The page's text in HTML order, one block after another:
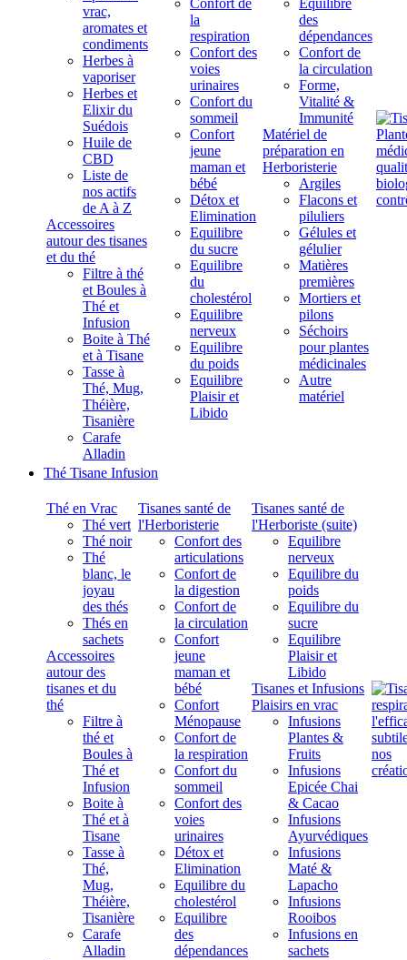
vrac,
aromates et
condiments
Herbes à
vaporiser
Herbes et
Elixir du
Suédois
Huile de
CBD
Liste de
nos actifs
de A à Z
Accessoires
autour des tisanes
et du thé
Filtre à thé
et Boules à
Thé et
Infusion
Boite à Thé
et à Tisane
Tasse à
Thé, Mug,
Théière,
Tisanière
Carafe
Alladin
Confort de
la
respiration
Confort des
voies
urinaires
Confort du
sommeil
Confort
jeune
maman et
bébé
Détox et
Elimination
Equilibre
du sucre
Equilibre
du
cholestérol
Equilibre
nerveux
Equilibre
du poids
Equilibre
Plaisir et
Libido
Equilibre
des
dépendances
Confort de
la circulation
Forme,
Vitalité &
Immunité
Matériel de
préparation en
Herboristerie
Argiles
Flacons et
piluliers
Gélules et
gélulier
Matières
premières
Mortiers et
pilons
Séchoirs
pour plantes
médicinales
Autre
matériel
Thé Tisane Infusion
Thé en Vrac
Thé vert
Thé noir
Thé
blanc, le
joyau
des thés
Thés en
sachets
Accessoires
autour des
tisanes et du
thé
Filtre à
thé et
Boules à
Thé et
Infusion
Boite à
Thé et à
Tisane
Tasse à
Thé,
Mug,
Théière,
Tisanière
Carafe
Alladin
Tisanes santé de
l'Herboristerie
Confort des
articulations
Confort de
la digestion
Confort de
la circulation
Confort
jeune
maman et
bébé
Confort
Ménopause
Confort de
la respiration
Confort du
sommeil
Confort des
voies
urinaires
Détox et
Elimination
Equilibre du
cholestérol
Equilibre
des
dépendances
Tisanes santé de
l'Herboriste (suite)
Equilibre
nerveux
Equilibre du
poids
Equilibre du
sucre
Equilibre
Plaisir et
Libido
Tisanes et Infusions
Plaisirs en vrac
Infusions
Plantes &
Fruits
Infusions
Epicée Chai
& Cacao
Infusions
Ayurvédiques
Infusions
Maté &
Lapacho
Infusions
Rooibos
Infusions en
sachets